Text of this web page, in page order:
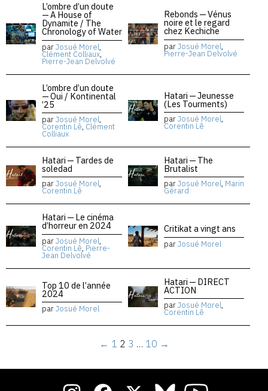
L’ombre d’un doute
— A House of
Dynamite / The
Chronology of Water
parJosué Morel,
Clément Colliaux,
Pierre-Jean Delvolvé
Rebonds — Vénus
noire et le regard
chez Kechiche
parJosué Morel,
Pierre-Jean Delvolvé
L’ombre d’un doute
— Oui / Kontinental
’25
parJosué Morel,
Corentin Lê, Clément
Colliaux
Hatari — Jeunesse
(Les Tourments)
parJosué Morel,
Corentin Lê
Hatari — Tardes de
soledad
parJosué Morel,
Corentin Lê
Hatari — The
Brutalist
parJosué Morel, Marin
Gérard
Hatari — Le cinéma
d’horreur en 2024
parJosué Morel,
Corentin Lê, Pierre-
Jean Delvolvé
Critikat a vingt ans
parJosué Morel
Top 10 de l’année
2024
parJosué Morel
Hatari — DIRECT
ACTION
parJosué Morel,
Corentin Lê
← 1 2 3 … 10 →